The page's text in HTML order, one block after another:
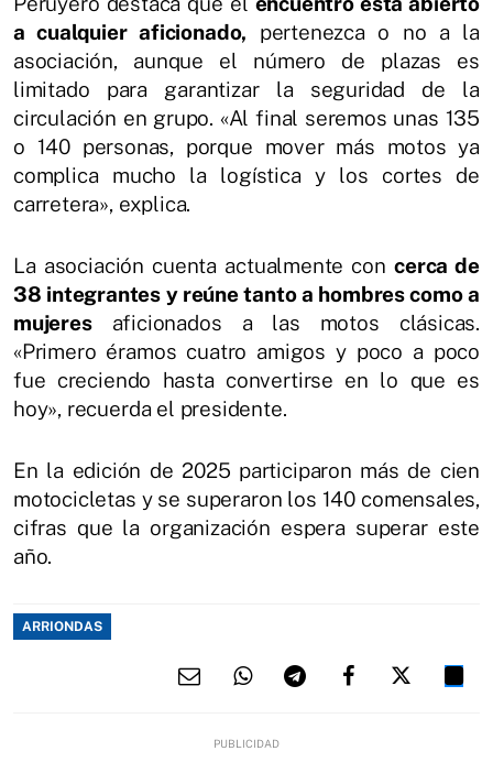
a cualquier aficionado, pertenezca o no a la
asociación, aunque el número de plazas es
limitado para garantizar la seguridad de la
circulación en grupo. «Al final seremos unas 135
o 140 personas, porque mover más motos ya
complica mucho la logística y los cortes de
carretera», explica.
La asociación cuenta actualmente concerca de
38 integrantes y reúne tanto a hombres como a
mujeresaficionados a las motos clásicas.
«Primero éramos cuatro amigos y poco a poco
fue creciendo hasta convertirse en lo que es
hoy», recuerda el presidente.
En la edición de 2025 participaron más de cien
motocicletas y se superaron los 140 comensales,
cifras que la organización espera superar este
año.
ARRIONDAS